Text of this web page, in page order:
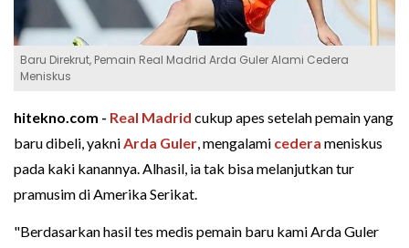
Baru Direkrut, Pemain Real Madrid Arda Guler Alami Cedera
Meniskus
hitekno.com - Real Madrid cukup apes setelah pemain yang
baru dibeli, yakniArda Guler, mengalami cedera meniskus
pada kaki kanannya. Alhasil, ia tak bisa melanjutkan tur
pramusim di Amerika Serikat.
"Berdasarkan hasil tes medis pemain baru kami Arda Guler